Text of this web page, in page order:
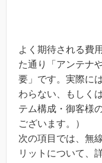
よく期待される費
た通り「アンテナ
要」です。実際に
わらない、もしく
テム構成・御客様
ございます。）
次の項目では、無
リットについて、